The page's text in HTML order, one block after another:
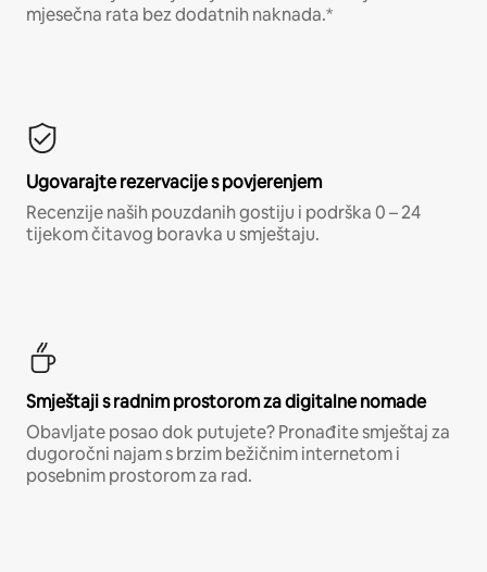
mjesečna rata bez dodatnih naknada.*
Ugovarajte rezervacije s povjerenjem
Recenzije naših pouzdanih gostiju i podrška 0 – 24
tijekom čitavog boravka u smještaju.
Smještaji s radnim prostorom za digitalne nomade
Obavljate posao dok putujete? Pronađite smještaj za
dugoročni najam s brzim bežičnim internetom i
posebnim prostorom za rad.